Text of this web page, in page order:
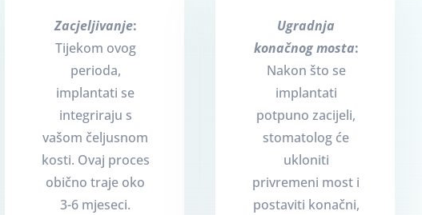
Zacjeljivanje:
Tijekom ovog
perioda,
implantati se
integriraju s
vašom čeljusnom
kosti. Ovaj proces
obično traje oko
3-6 mjeseci.
Ugradnja
konačnog mosta:
Nakon što se
implantati
potpuno zacijeli,
stomatolog će
ukloniti
privremeni most i
postaviti konačni,